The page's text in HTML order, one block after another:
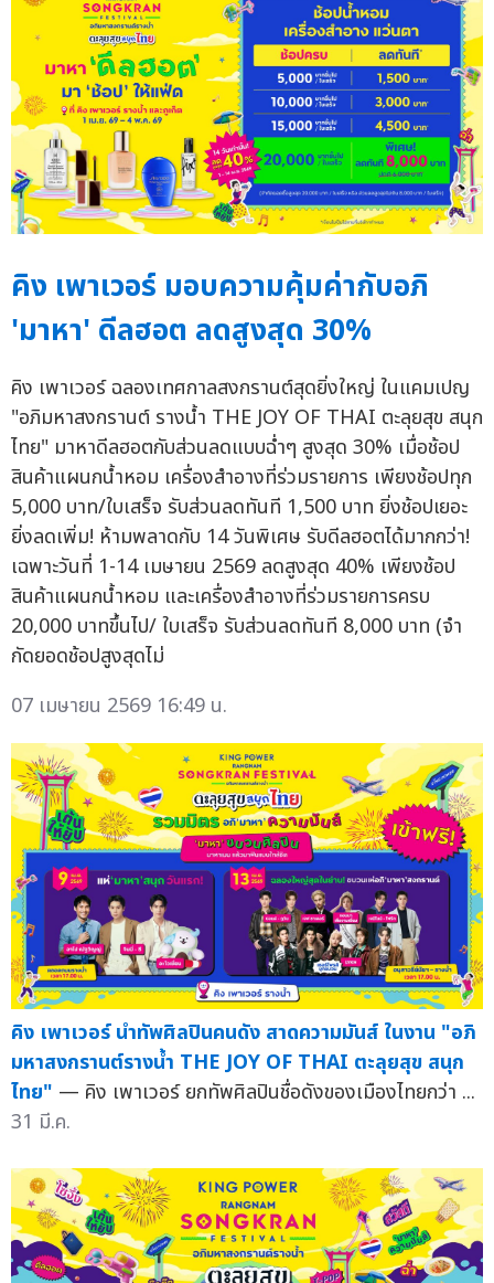
คิง เพาเวอร์ มอบความคุ้มค่ากับอภิ
'มาหา' ดีลฮอต ลดสูงสุด 30%
คิง เพาเวอร์ ฉลองเทศกาลสงกรานต์สุดยิ่งใหญ่ ในแคมเปญ
"อภิมหาสงกรานต์ รางน้ำ THE JOY OF THAI ตะลุยสุข สนุก
ไทย" มาหาดีลฮอตกับส่วนลดแบบฉ่ำๆ สูงสุด 30% เมื่อช้อป
สินค้าแผนกน้ำหอม เครื่องสำอางที่ร่วมรายการ เพียงช้อปทุก
5,000 บาท/ใบเสร็จ รับส่วนลดทันที 1,500 บาท ยิ่งช้อปเยอะ
ยิ่งลดเพิ่ม! ห้ามพลาดกับ 14 วันพิเศษ รับดีลฮอตได้มากกว่า!
เฉพาะวันที่ 1-14 เมษายน 2569 ลดสูงสุด 40% เพียงช้อป
สินค้าแผนกน้ำหอม และเครื่องสำอางที่ร่วมรายการครบ
20,000 บาทขึ้นไป/ ใบเสร็จ รับส่วนลดทันที 8,000 บาท (จำ
กัดยอดช้อปสูงสุดไม่
07 เมษายน 2569 16:49 น.
คิง เพาเวอร์ นำทัพศิลปินคนดัง สาดความมันส์ ในงาน "อภิ
มหาสงกรานต์รางน้ำ THE JOY OF THAI ตะลุยสุข สนุก
ไทย" — คิง เพาเวอร์ ยกทัพศิลปินชื่อดังของเมืองไทยกว่า ...
31 มี.ค.